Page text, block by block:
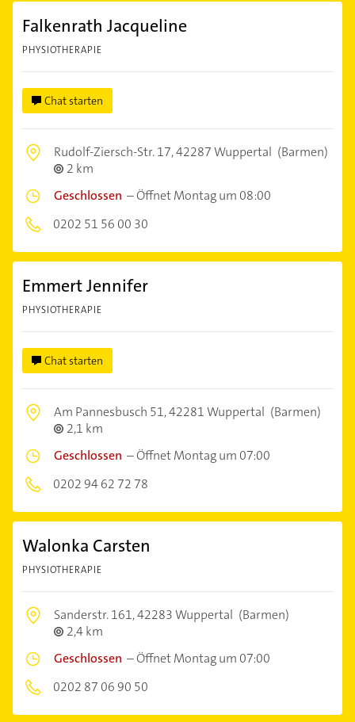
Falkenrath Jacqueline
PHYSIOTHERAPIE
Chat starten
Rudolf-Ziersch-Str. 17,42287 Wuppertal (Barmen)
2 km
Geschlossen –Öffnet Montag um 08:00
0202 51 56 00 30
Emmert Jennifer
PHYSIOTHERAPIE
Chat starten
Am Pannesbusch 51,42281 Wuppertal (Barmen)
2,1 km
Geschlossen –Öffnet Montag um 07:00
0202 94 62 72 78
Walonka Carsten
PHYSIOTHERAPIE
Sanderstr. 161,42283 Wuppertal (Barmen)
2,4 km
Geschlossen –Öffnet Montag um 07:00
0202 87 06 90 50